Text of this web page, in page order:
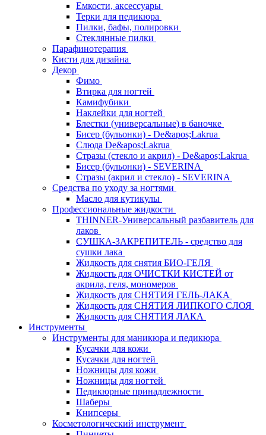
Емкости, аксессуары
Терки для педикюра
Пилки, бафы, полировки
Стеклянные пилки
Парафинотерапия
Кисти для дизайна
Декор
Фимо
Втирка для ногтей
Камифубики
Наклейки для ногтей
Блестки (универсальные) в баночке
Бисер (бульонки) - De&apos;Lakrua
Слюда De&apos;Lakrua
Стразы (стекло и акрил) - De&apos;Lakrua
Бисер (бульонки) - SEVERINA
Стразы (акрил и стекло) - SEVERINA
Средства по уходу за ногтями
Масло для кутикулы
Профессиональные жидкости
THINNER-Универсальный разбавитель для
лаков
СУШКА-ЗАКРЕПИТЕЛЬ - средство для
сушки лака
Жидкость для снятия БИО-ГЕЛЯ
Жидкость для ОЧИСТКИ КИСТЕЙ от
акрила, геля, мономеров
Жидкость для СНЯТИЯ ГЕЛЬ-ЛАКА
Жидкость для СНЯТИЯ ЛИПКОГО СЛОЯ
Жидкость для СНЯТИЯ ЛАКА
Инструменты
Инструменты для маникюра и педикюра
Кусачки для кожи
Кусачки для ногтей
Ножницы для кожи
Ножницы для ногтей
Педикюрные принадлежности
Шаберы
Книпсеры
Косметологический инструмент